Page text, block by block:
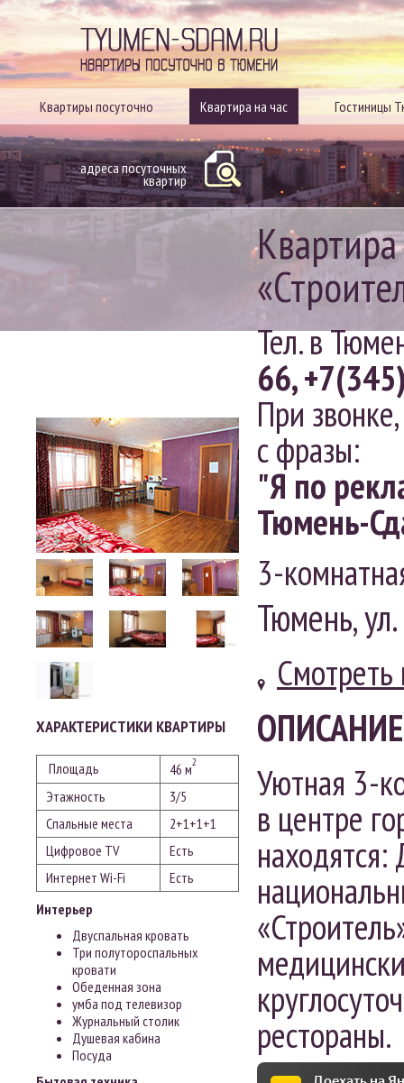
Квартиры посуточно
Квартиры посуточно Квартира на час Гостиницы
адреса посуточных
квартир
Тел. в
66,
При
с фразы:
"Я по
Тюмень-
ХАРАКТЕРИСТИКИ КВАРТИРЫ
Площадь 46 м2
Этажность
3/5
Спальные места
2+1+1+1
Цифровое ТV
Есть
Интернет Wi-Fi
Есть
Интерьер
Двуспальная кровать
Три полутороспальных
кровати
Обеденная зона
умба под телевизор
Журнальный столик
Душевая кабина
Посуда
3-
Тюмень,
Уютная 3-
в центре
рестораны.